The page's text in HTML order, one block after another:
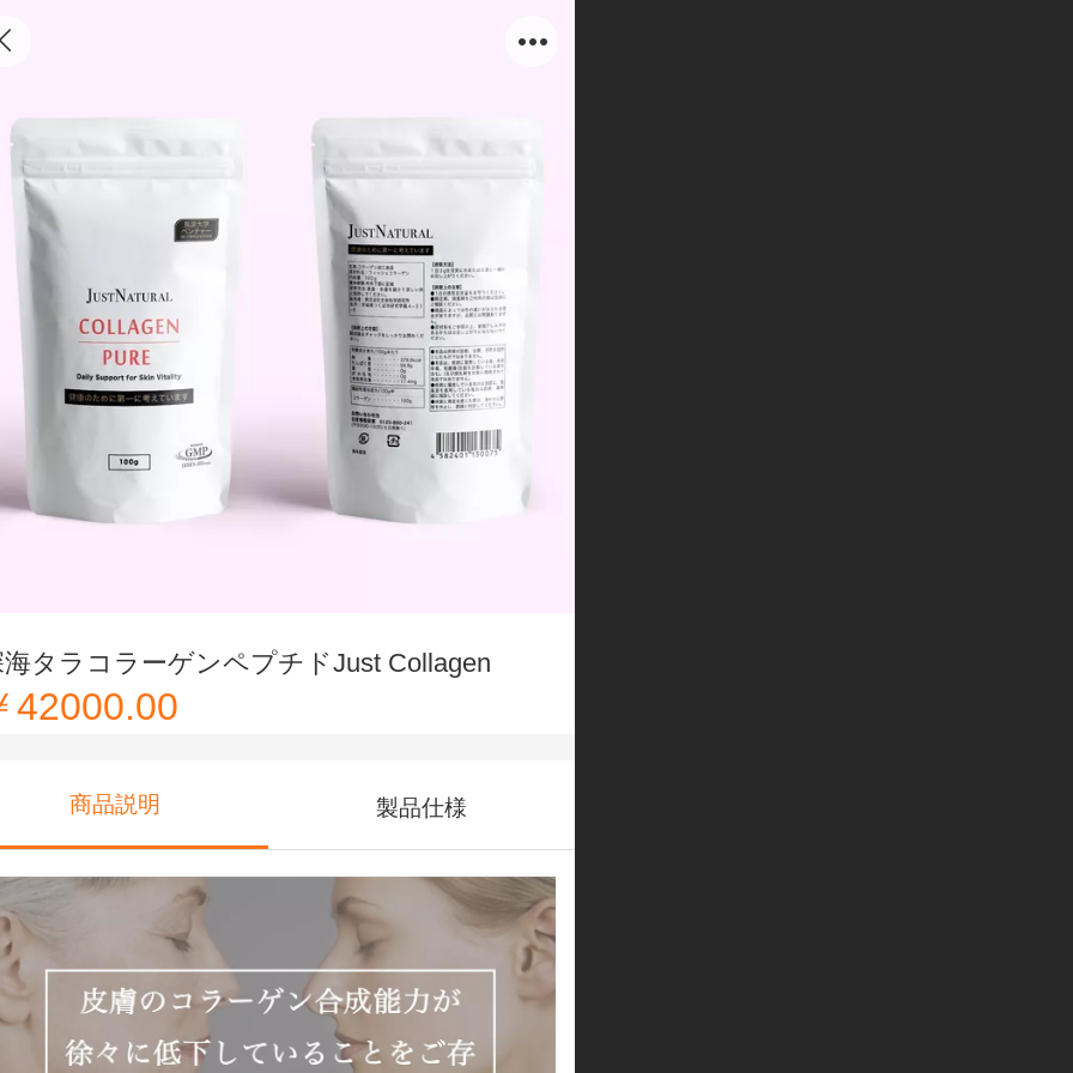
海タラコラーゲンペプチドJust Collagen
42000.00
商品説明 製品仕様